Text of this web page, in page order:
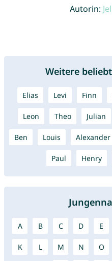
Autorin:
Weitere
Elias Levi Finn
Leon Theo Julian
Ben Louis Alexander
Paul Henry
A B C D E
K L M N O